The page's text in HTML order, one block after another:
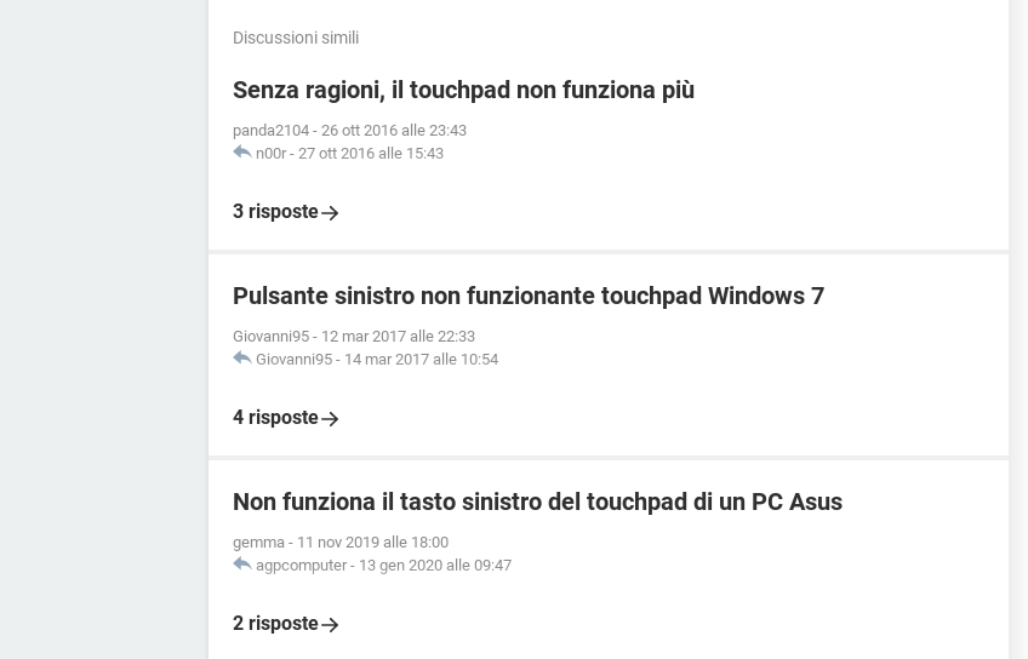
Discussioni simili
Senza ragioni, il touchpad non funziona più
panda2104 - 26 ott 2016 alle 23:43
n00r - 27 ott 2016 alle 15:43
3 risposte
Pulsante sinistro non funzionante touchpad Windows 7
Giovanni95 - 12 mar 2017 alle 22:33
Giovanni95 - 14 mar 2017 alle 10:54
4 risposte
Non funziona il tasto sinistro del touchpad di un PC Asus
gemma - 11 nov 2019 alle 18:00
agpcomputer - 13 gen 2020 alle 09:47
2 risposte